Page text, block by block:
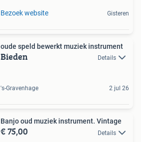
Bezoek website Gisteren
oude speld bewerkt muziek instrument
Bieden Details
's-Gravenhage 2 jul 26
Banjo oud muziek instrument. Vintage
€ 75,00 Details